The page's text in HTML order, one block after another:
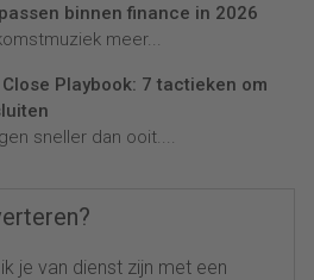
binnen finance in 2026
meer...
Playbook: 7 tactieken om
sneller dan ooit....
je van dienst zijn met een